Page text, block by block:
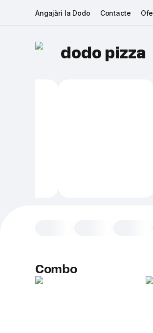
Angajări la Dodo Contacte
dodo pizza
Combo